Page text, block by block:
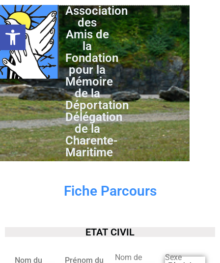
Ouvrir la barre d’outils
Association
des
Amis de
la
Fondation
pour la
Mémoire
de la
Déportation
Délégation
de la
Charente-
Maritime
Fiche Parcours
ETAT CIVIL
Nom du
Prénom du
Nom de
Sexe